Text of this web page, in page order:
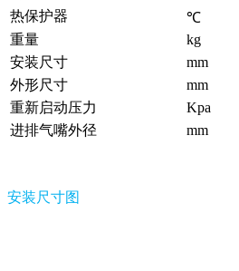
热保护器
℃
重量
kg
安装尺寸
mm
外形尺寸
mm
重新启动压力
Kpa
进排气嘴外径
mm
安装尺寸图